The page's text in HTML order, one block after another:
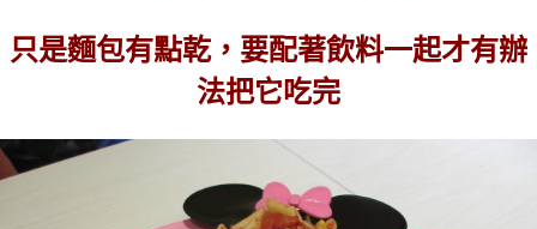
只是麵包有點乾，要配著飲料一起才有辦
法把它吃完